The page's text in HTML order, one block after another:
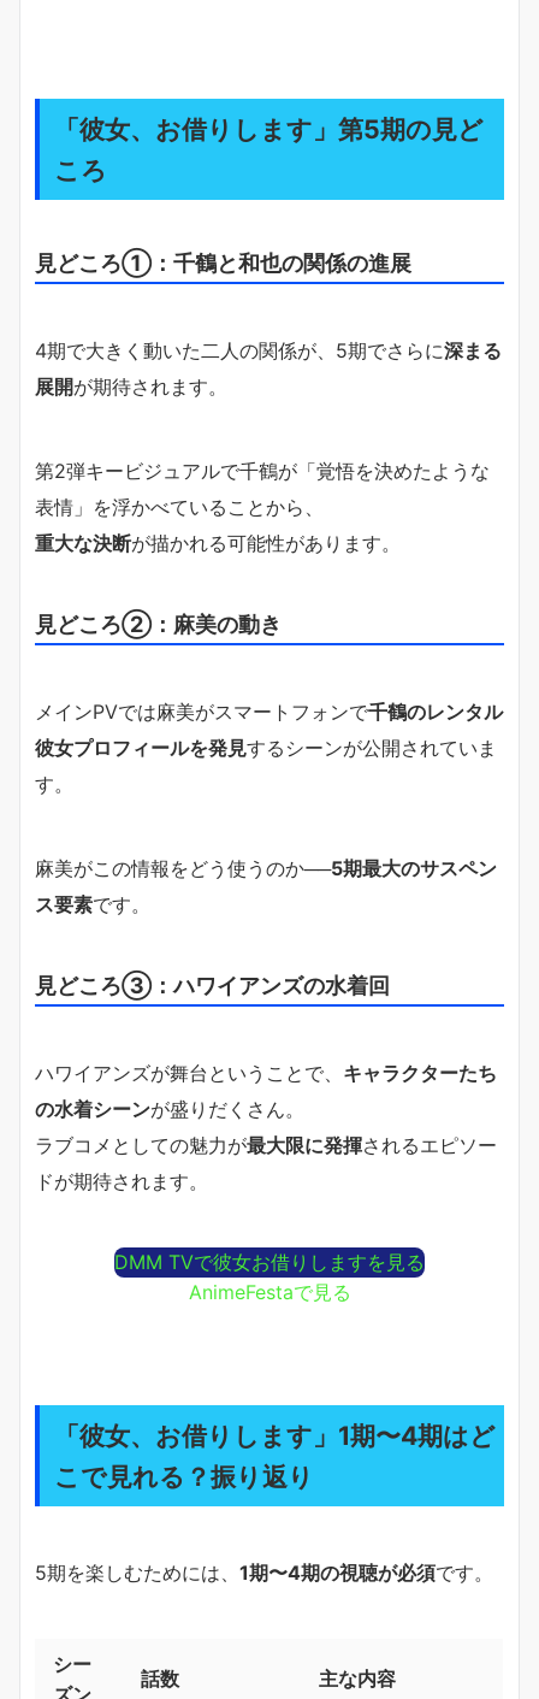
「彼女、お借りします」第5期の見ど
ころ
見どころ①：千鶴と和也の関係の進展
4期で大きく動いた二人の関係が、5期でさらに深まる
展開が期待されます。
第2弾キービジュアルで千鶴が「覚悟を決めたような
表情」を浮かべていることから、
重大な決断が描かれる可能性があります。
見どころ②：麻美の動き
メインPVでは麻美がスマートフォンで千鶴のレンタル
彼女プロフィールを発見するシーンが公開されていま
す。
麻美がこの情報をどう使うのか──5期最大のサスペン
ス要素です。
見どころ③：ハワイアンズの水着回
ハワイアンズが舞台ということで、 キャラクターたち
の水着シーンが盛りだくさん。
ラブコメとしての魅力が最大限に発揮されるエピソー
ドが期待されます。
DMM TVで彼女お借りしますを見る
AnimeFestaで見る
「彼女、お借りします」1期〜4期はど
こで見れる？振り返り
5期を楽しむためには、 1期〜4期の視聴が必須です。
シー
ズン
話数 主な内容